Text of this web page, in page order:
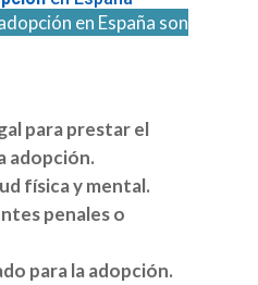
en España son
para prestar el
adopción.
física y mental.
penales o
para la adopción.